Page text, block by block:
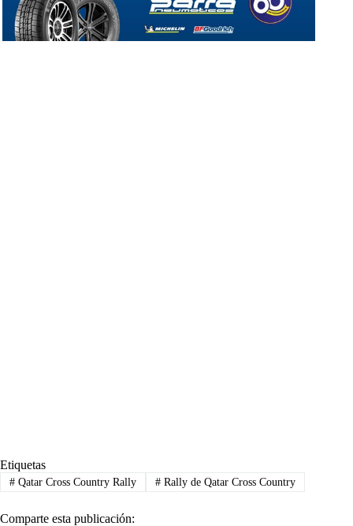
Etiquetas
#Qatar Cross Country Rally #Rally de Qatar Cross Country
Comparte esta publicación: